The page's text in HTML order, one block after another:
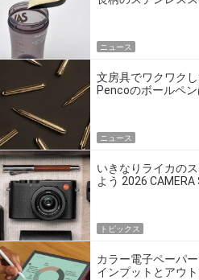
ニュース
文房具でワクワクし
Pencoのボールペ
ニュース
いきなりライカの
よう 2026 CAMERA
トピックス
カラー電子ペーパ
インプットとアウ